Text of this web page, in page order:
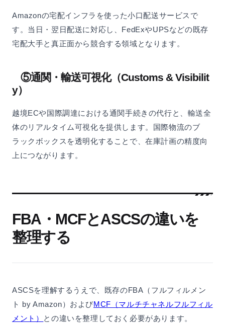
Amazonの宅配インフラを使った小口配送サービスで
す。当日・翌日配送に対応し、FedExやUPSなどの既存
宅配大手と真正面から競合する領域となります。
⑤通関・輸送可視化（Customs & Visibilit
y）
越境ECや国際調達における通関手続きの代行と、輸送全
体のリアルタイム可視化を提供します。国際物流のブ
ラックボックスを透明化することで、在庫計画の精度向
上につながります。
FBA・MCFとASCSの違いを
整理する
ASCSを理解するうえで、既存のFBA（フルフィルメン
ト by Amazon）およびMCF（マルチチャネルフルフィル
メント） との違いを整理しておく必要があります。